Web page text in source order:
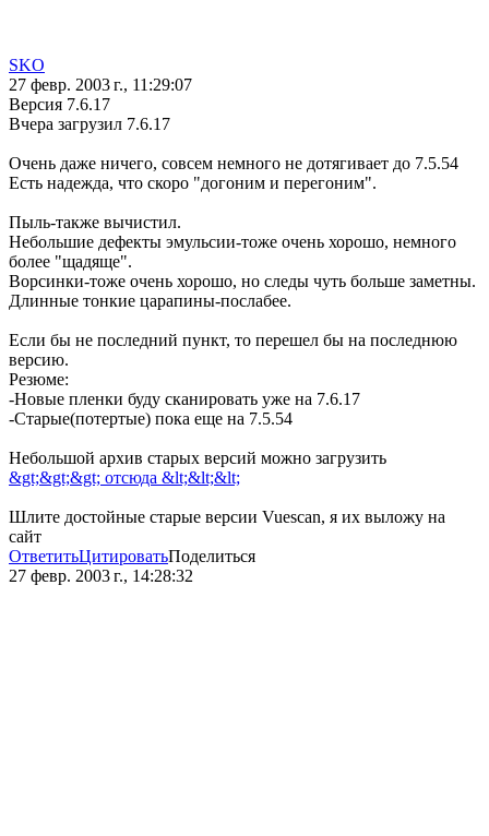
SKO
27 февр. 2003 г., 11:29:07
Версия 7.6.17
Вчера загрузил 7.6.17
Очень даже ничего, совсем немного не дотягивает до 7.5.54
Есть надежда, что скоро "догоним и перегоним".
Пыль-также вычистил.
Небольшие дефекты эмульсии-тоже очень хорошо, немного
более "щадяще".
Ворсинки-тоже очень хорошо, но следы чуть больше заметны.
Длинные тонкие царапины-послабее.
Если бы не последний пункт, то перешел бы на последнюю
версию.
Резюме:
-Новые пленки буду сканировать уже на 7.6.17
-Старые(потертые) пока еще на 7.5.54
Небольшой архив старых версий можно загрузить
&gt;&gt;&gt; отсюда &lt;&lt;&lt;
Шлите достойные старые версии Vuescan, я их выложу на
сайт
ОтветитьЦитироватьПоделиться
27 февр. 2003 г., 14:28:32